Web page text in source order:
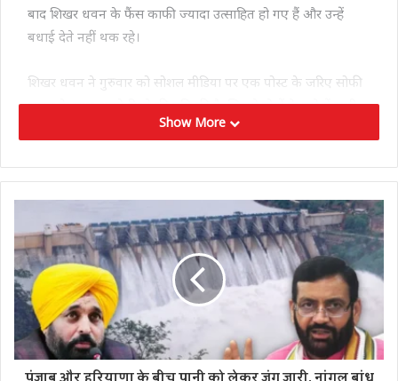
बाद शिखर धवन के फैंस काफी ज्यादा उत्साहित हो गए हैं और उन्हें
बधाई देते नहीं थक रहे।
शिखर धवन ने गुरुवार को सोशल मीडिया पर एक पोस्ट के जरिए सोफी
शाइन के साथ अपने रिश्ते की पुष्टि की है, जिससे दोनों के बारे में सभी
अटकलों पर विराम लग गया है। शिखर धवन ने अपने इंस्टाग्राम हैंडल पर
एक-दूसरे को डेट कर रहे हैं और लगातार दोनों को साथ देखा जा रहा था
और इसी से अटकलें शुरू हुईं कि दोनों प्यार में हैं। लंबे वक्त से शिखर
धवन अपने रिश्ते के बारे में चुप्पी साधे हुए थे, लेकिन अब उन्होंने इसे
जगजाहिर कर दिया है। दरअसल इस पोस्ट शेयर करते हुए सोफी शाइन
ने कैप्शन में लिखा, ‘मेरा प्यार।’ इसके साथ ही एक खास रोमांटिक तस्वीर
पोस्ट की, जिसमें वो शिखर धवन के साथ बैठी नजर आ रही हैं।
Show More